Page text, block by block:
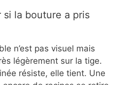
si la bouture a pris
n’est pas visuel mais
légèrement sur la tige.
résiste, elle tient. Une